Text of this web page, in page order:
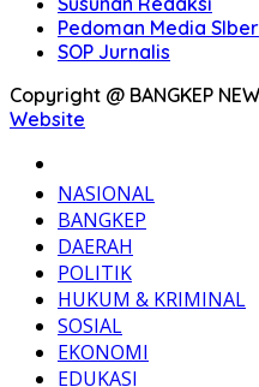
Pedoman Media SIber
SOP Jurnalis
Copyright @ BANGKEP
Website
NASIONAL
BANGKEP
DAERAH
POLITIK
HUKUM & KRIMINAL
SOSIAL
EKONOMI
EDUKASI